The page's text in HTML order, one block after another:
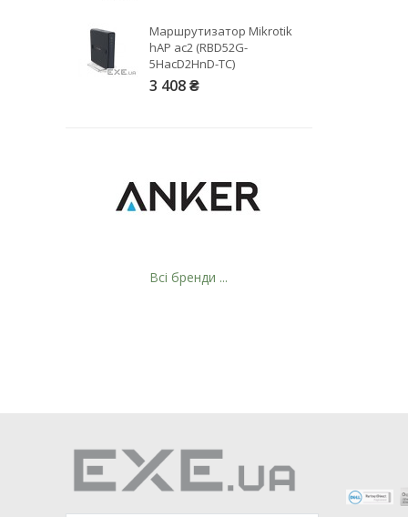
19
21
Маршрутизатор Mikrotik
hAP ac2 (RBD52G-
5HacD2HnD-TC)
3 408 ₴
Всі бренди ...